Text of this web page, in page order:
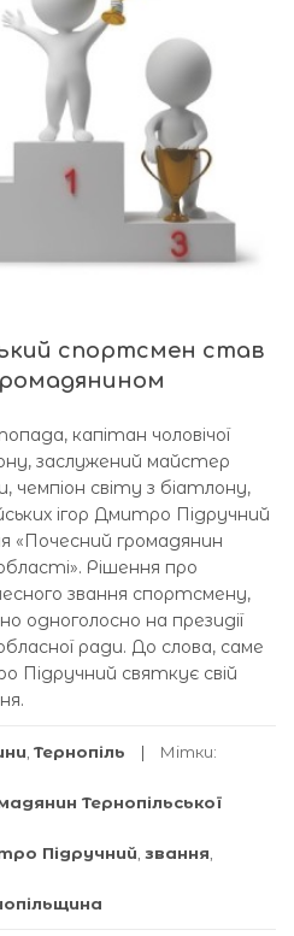
спортсмен став
капітан чоловічої
заслужений майстер
чемпіон світу з біатлону,
ігор Дмитро Підручний
«Почесний громадянин
Рішення про
звання спортсмену,
одноголосно на президії
ради. До слова, саме
Підручний святкує свій
Тернопіль Мітки:
Тернопільської
Підручний звання